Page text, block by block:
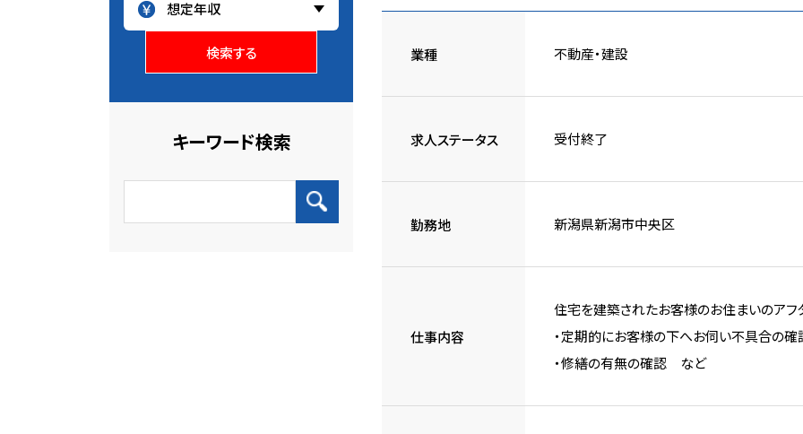
検索する
キーワード検索
業種 不動産・建設
求人ステータス 受付終了
勤務地 新潟県新潟市中央区
仕事内容
住宅を建築されたお客様のお住まいのアフ
・定期的にお客様の下へお伺い不具合の確
・修繕の有無の確認 など